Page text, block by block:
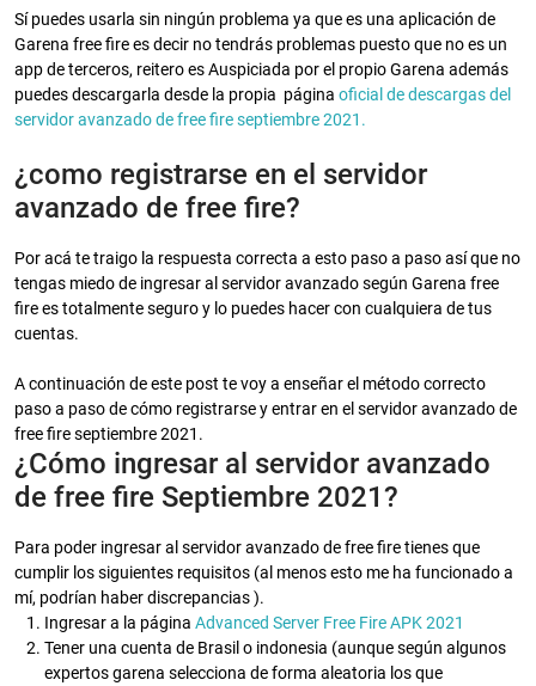
Sí puedes usarla sin ningún problema ya que es una aplicación de
Garena free fire es decir no tendrás problemas puesto que no es un
app de terceros, reitero es Auspiciada por el propio Garena además
puedes descargarla desde la propia página oficial de descargas del
servidor avanzado de free fire septiembre 2021.
¿como registrarse en el servidor
avanzado de free fire?
Por acá te traigo la respuesta correcta a esto paso a paso así que no
tengas miedo de ingresar al servidor avanzado según Garena free
fire es totalmente seguro y lo puedes hacer con cualquiera de tus
cuentas.
A continuación de este post te voy a enseñar el método correcto
paso a paso de cómo registrarse y entrar en el servidor avanzado de
free fire septiembre 2021.
¿Cómo ingresar al servidor avanzado
de free fire Septiembre 2021?
Para poder ingresar al servidor avanzado de free fire tienes que
cumplir los siguientes requisitos (al menos esto me ha funcionado a
mí, podrían haber discrepancias ).
Ingresar a la página Advanced Server Free Fire APK 2021
Tener una cuenta de Brasil o indonesia (aunque según algunos
expertos garena selecciona de forma aleatoria los que